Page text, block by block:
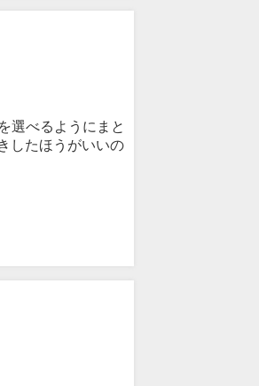
選べるようにまと
したほうがいいの